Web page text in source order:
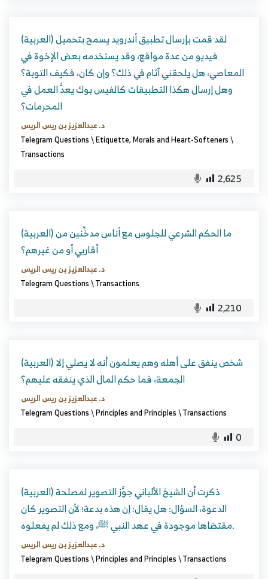
(العربية) لقد قمت بإرسال تطبيق أندرويد يسمح بتحميل
فيديو من عدة مواقع، وقد يستخدمه بعض الإخوة في
المعاصي، هل يلحقني آثام في ذلك؟ وإن كان، فكيف التوبة؟
وهل إرسال هكذا التطبيقات كالفيس بوك يعدُّ العمل في
المحرمات؟
د. عبدالعزيز بن ريس الريس
Telegram Questions\Etiquette, Morals and Heart-Softeners\
Transactions
2,625
(العربية) ما الحكم الشرعي للجلوس مع أناس مدخِّنين من
أقاربي أو من غيرهم؟
د. عبدالعزيز بن ريس الريس
Telegram Questions\Transactions
2,210
(العربية) شخص ينفق على أهله وهم يعلمون أنه لا يصلي إلا
الجمعة، فما حكم المال الذي ينفقه عليهم؟
د. عبدالعزيز بن ريس الريس
Telegram Questions\Principles and Principles\Transactions
0
(العربية) ذكرت أن الشيخ الألباني جوَّز التصوير لمصلحة
الدعوة، السؤال: هل يقال: إن هذه بدعة؛ لأن التصوير كان
مقتضاها موجودة في عهد النبي ﷺ، ومع ذلك لم يفعلوه.
د. عبدالعزيز بن ريس الريس
Telegram Questions\Principles and Principles\Transactions